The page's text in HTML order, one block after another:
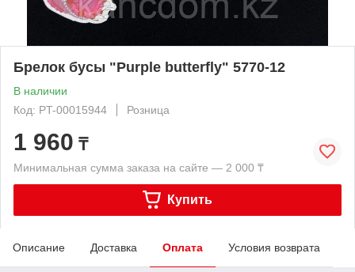
Брелок бусы "Purple butterfly" 5770-12
В наличии
Код: PT-00015944
Розница
1 960 ₸
Минимальная сумма заказа на сайте — 2 000 ₸
Купить
Описание Доставка Оплата Условия возврата